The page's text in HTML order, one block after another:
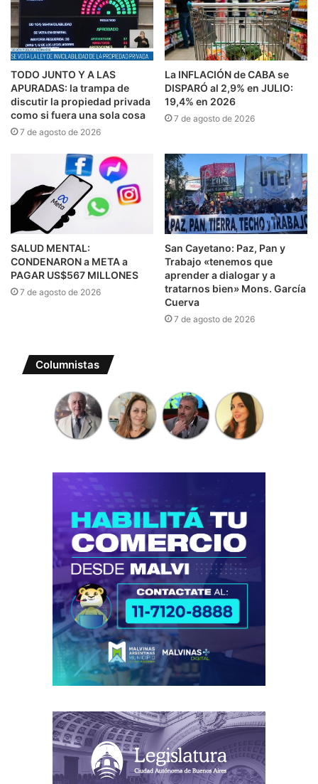
TODO JUNTO Y A LAS
APURADAS: la trampa de
discutir la propiedad privada
como si fuera una sola cosa
7 de agosto de 2026
La INFLACIÓN de CABA se
DISPARÓ al 2,9% en JULIO:
19,4% en 2026
7 de agosto de 2026
SALUD MENTAL:
CONDENARON a META a
PAGAR US$567 MILLONES
7 de agosto de 2026
San Cayetano: Paz, Pan y
Trabajo «tenemos que
aprender a dialogar y a
tratarnos bien» Mons. García
Cuerva
7 de agosto de 2026
Columnistas